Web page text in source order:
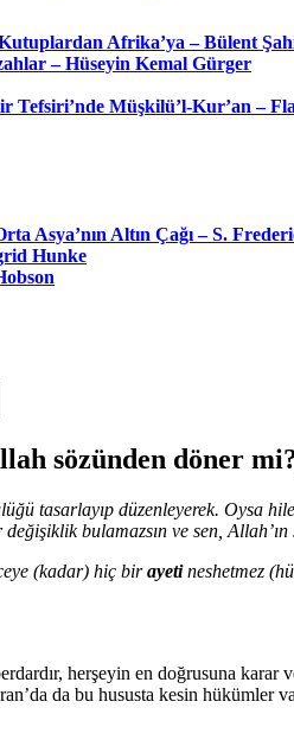
Afrika’ya – Bülent
– Hüseyin Kemal Gürger
Tefsiri’nde Müşkilü’l-Kur’an –
Asya’nın Altın Çağı – S.
Hunke
sözünden döner
tasarlayıp düzenleyerek. Oysa
bulamazsın ve sen,
(kadar) hiç birayetineshetmez
herşeyin en doğrusuna
da bu hususta kesin